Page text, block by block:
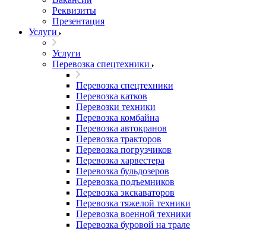
Реквизиты
Презентация
Услуги
Услуги
Перевозка спецтехники
Перевозка спецтехники
Перевозка катков
Перевозки техники
Перевозка комбайна
Перевозка автокранов
Перевозка тракторов
Перевозка погрузчиков
Перевозка харвестера
Перевозка бульдозеров
Перевозка подъемников
Перевозка экскаваторов
Перевозка тяжелой техники
Перевозка военной техники
Перевозка буровой на трале